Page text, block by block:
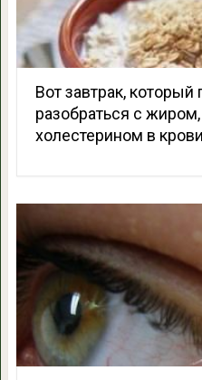
Вот завтрак, который
разобраться с
холестерином в крови